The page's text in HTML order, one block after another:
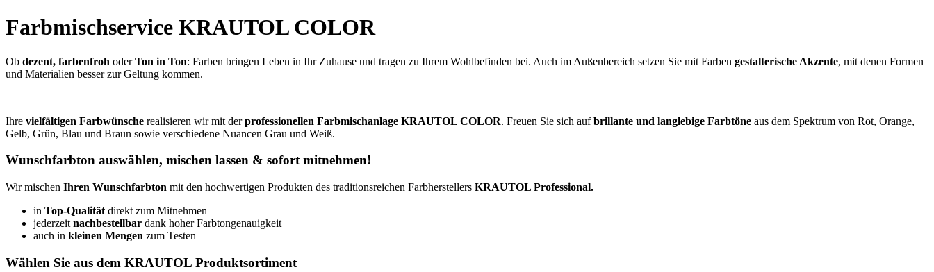
Farbmischservice KRAUTOL COLOR
Ob dezent, farbenfroh oderTon in Ton: Farben bringen Leben in Ihr Zuhause und tragen zu Ihrem Wohlbefinden bei. Auch im Außenbereich setzen Sie mit Farben gestalterische Akzente, mit denen Formen
und Materialien besser zur Geltung kommen.
Ihre vielfältigen Farbwünsche realisieren wir mit derprofessionellen Farbmischanlage KRAUTOL COLOR. Freuen Sie sich aufbrillante und langlebige Farbtöne aus dem Spektrum von Rot, Orange,
Gelb, Grün, Blau und Braun sowie verschiedene Nuancen Grau und Weiß.
Wunschfarbton auswählen, mischen lassen & sofort mitnehmen!
Wir mischen Ihren Wunschfarbton mit den hochwertigen Produkten des traditionsreichen Farbherstellers KRAUTOL Professional.
in Top-Qualität direkt zum Mitnehmen
jederzeit nachbestellbar dank hoher Farbtongenauigkeit
auch in kleinen Mengen zum Testen
Wählen Sie aus dem KRAUTOL Produktsortiment